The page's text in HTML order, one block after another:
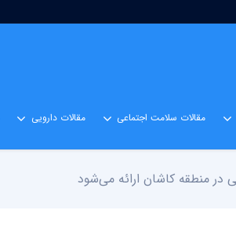
مقالات سلامت اجتماعی مقالات دارویی